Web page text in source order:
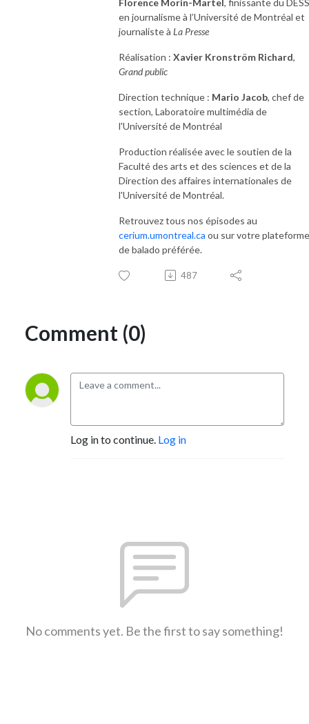
Florence Morin-Martel, finissante du DESS
en journalisme à l’Université de Montréal et
journaliste à La Presse
Réalisation : Xavier Kronström Richard,
Grand public
Direction technique : Mario Jacob, chef de
section, Laboratoire multimédia de
l'Université de Montréal
Production réalisée avec le soutien de la
Faculté des arts et des sciences et de la
Direction des affaires internationales de
l'Université de Montréal.
Retrouvez tous nos épisodes au
cerium.umontreal.ca ou sur votre plateforme
de balado préférée.
487
Comment (0)
Log in to continue. Log in
No comments yet. Be the first to say something!